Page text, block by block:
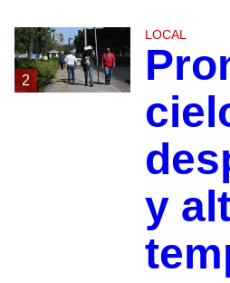
2
LOCAL
y